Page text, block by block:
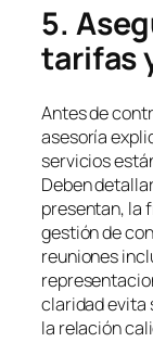
5.
tarifas
Antes de
asesoría
servicios
Deben
presentan, la
gestión de
reuniones
claridad evita
la relación